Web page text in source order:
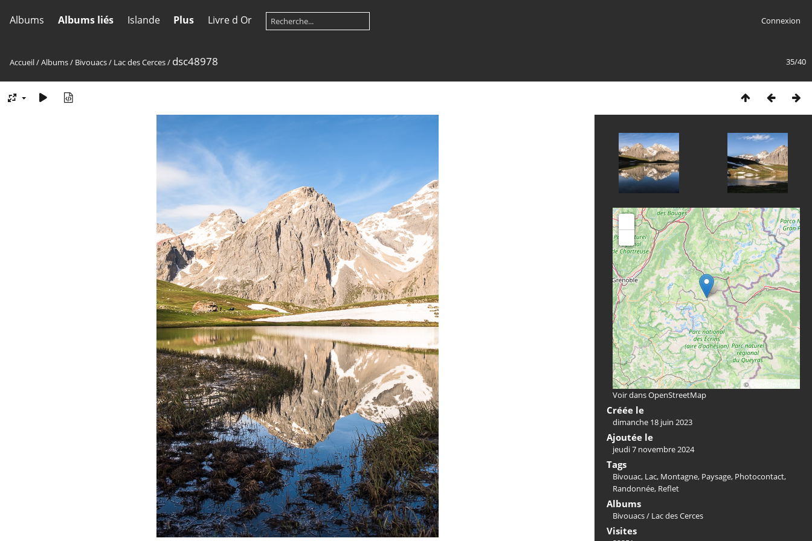
Albums Albums liés Islande Plus Livre d Or Connexion
35/40
Accueil/Albums/ Bivouacs/ Lac des Cerces/ dsc48978
© OpenStreetMap
Voir dans OpenStreetMap
Créée le
dimanche 18 juin 2023
Ajoutée le
jeudi 7 novembre 2024
Tags
Bivouac, Lac, Montagne, Paysage, Photocontact,
Randonnée, Reflet
Albums
Bivouacs/ Lac des Cerces
Visites